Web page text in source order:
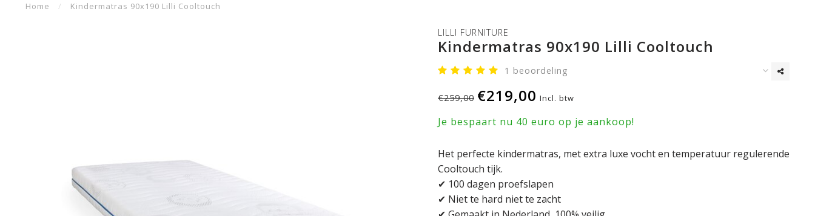
Home / Kindermatras 90x190 Lilli Cooltouch
LILLI FURNITURE
Kindermatras 90x190 Lilli Cooltouch
1 beoordeling
€259,00 €219,00 Incl. btw
Je bespaart nu 40 euro op je aankoop!
Het perfecte kindermatras, met extra luxe vocht en temperatuur regulerende
Cooltouch tijk.
✔ 100 dagen proefslapen
✔ Niet te hard niet te zacht